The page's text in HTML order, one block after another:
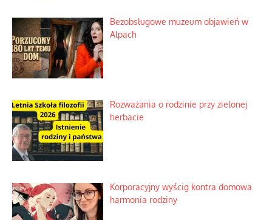
Bezobsługowe muzeum objawień w
Alpach
Rozważania o rodzinie przy zielonej
herbacie
Korporacyjny wyścig kontra domowa
harmonia rodziny